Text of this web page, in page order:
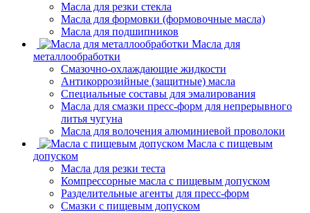
Масла для резки стекла
Масла для формовки (формовочные масла)
Масла для подшипников
Масла для
металлообработки
Смазочно-охлаждающие жидкости
Антикоррозийные (защитные) масла
Специальные составы для эмалирования
Масла для смазки пресс-форм для непрерывного
литья чугуна
Масла для волочения алюминиевой проволоки
Масла с пищевым
допуском
Масла для резки теста
Компрессорные масла с пищевым допуском
Разделительные агенты для пресс-форм
Смазки с пищевым допуском